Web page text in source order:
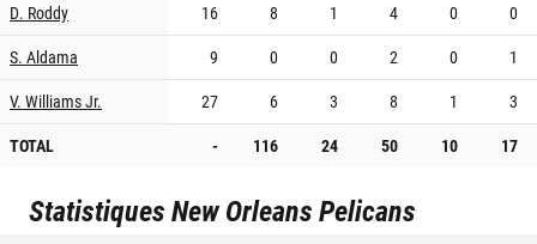
D. Roddy
16 8 1 4 0
0
S. Aldama
9 0 0 2 0
1
V. Williams Jr.
27 6 3 8 1
3
TOTAL
- 116 24 50 10 17
StatistiquesNew Orleans Pelicans